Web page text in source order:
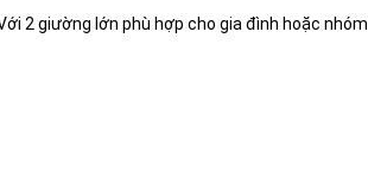
2 giường lớn phù hợp cho gia đình hoặc nhóm